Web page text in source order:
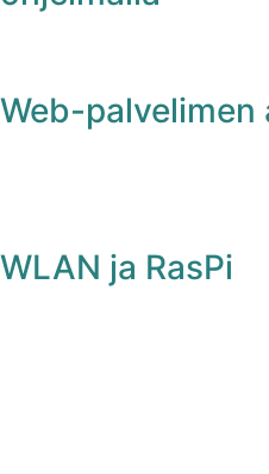
Web-palvelimen
WLAN ja RasPi